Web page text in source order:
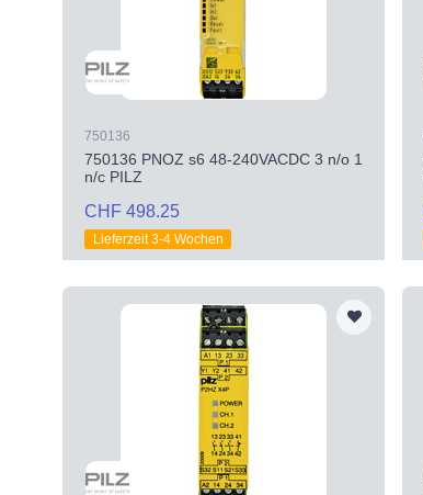
750136
750136 PNOZ s6 48-240VACDC 3 n/o 1
n/c PILZ
CHF 498.25
Lieferzeit 3-4 Wochen